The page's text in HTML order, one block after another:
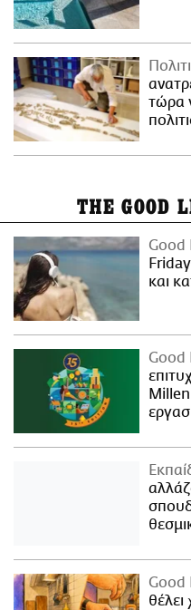
τώρα
THE GOOD
Good
και
Good
Good